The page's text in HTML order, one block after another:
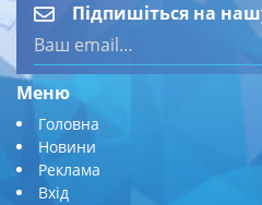
Підпишіться на
Меню
Головна
Новини
Реклама
Вхід